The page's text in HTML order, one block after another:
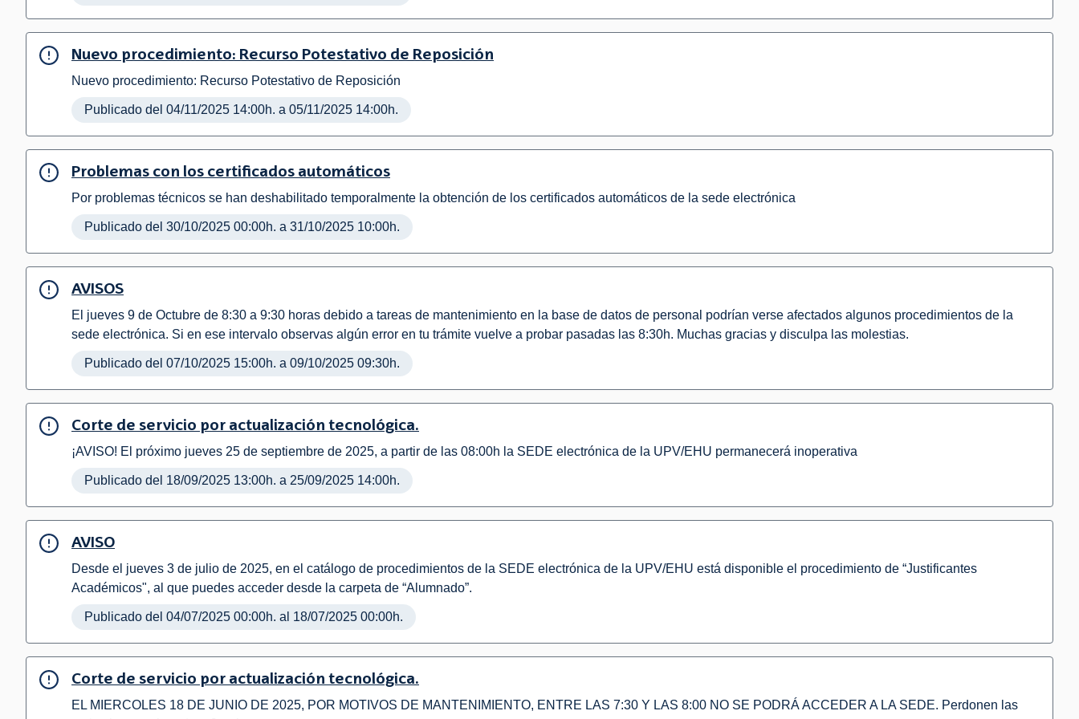
Nuevo procedimiento: Recurso Potestativo de Reposición
Nuevo procedimiento: Recurso Potestativo de Reposición
Publicado del 04/11/2025 14:00h. a 05/11/2025 14:00h.
Problemas con los certificados automáticos
Por problemas técnicos se han deshabilitado temporalmente la obtención de los certificados automáticos de la sede electrónica
Publicado del 30/10/2025 00:00h. a 31/10/2025 10:00h.
AVISOS
El jueves 9 de Octubre de 8:30 a 9:30 horas debido a tareas de mantenimiento en la base de datos de personal podrían verse afectados algunos procedimientos de la
sede electrónica. Si en ese intervalo observas algún error en tu trámite vuelve a probar pasadas las 8:30h. Muchas gracias y disculpa las molestias.
Publicado del 07/10/2025 15:00h. a 09/10/2025 09:30h.
Corte de servicio por actualización tecnológica.
¡AVISO! El próximo jueves 25 de septiembre de 2025, a partir de las 08:00h la SEDE electrónica de la UPV/EHU permanecerá inoperativa
Publicado del 18/09/2025 13:00h. a 25/09/2025 14:00h.
AVISO
Desde el jueves 3 de julio de 2025, en el catálogo de procedimientos de la SEDE electrónica de la UPV/EHU está disponible el procedimiento de “Justificantes
Académicos", al que puedes acceder desde la carpeta de “Alumnado”.
Publicado del 04/07/2025 00:00h. al 18/07/2025 00:00h.
Corte de servicio por actualización tecnológica.
EL MIERCOLES 18 DE JUNIO DE 2025, POR MOTIVOS DE MANTENIMIENTO, ENTRE LAS 7:30 Y LAS 8:00 NO SE PODRÁ ACCEDER A LA SEDE. Perdonen las